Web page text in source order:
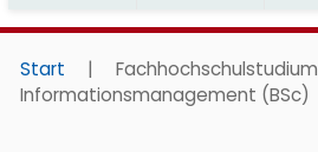
Start |
Fachhochschulstudium
Informationsmanagement (BSc)